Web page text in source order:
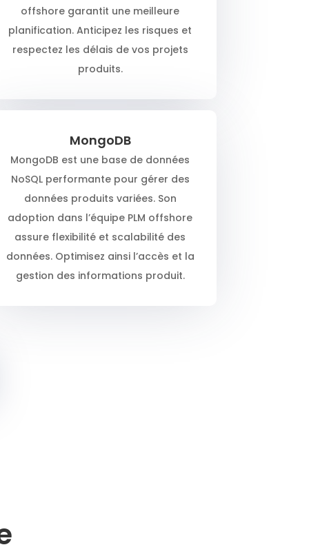
offshore garantit une meilleure
planification. Anticipez les risques et
respectez les délais de vos projets
produits.
MongoDB
MongoDB est une base de données
NoSQL performante pour gérer des
données produits variées. Son
adoption dans l’équipe PLM offshore
assure flexibilité et scalabilité des
données. Optimisez ainsi l’accès et la
gestion des informations produit.